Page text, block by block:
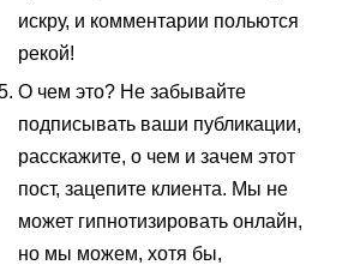
искру, и комментарии польются
рекой!
О чем это? Не забывайте
подписывать ваши публикации,
расскажите, о чем и зачем этот
пост, зацепите клиента. Мы не
может гипнотизировать онлайн,
но мы можем, хотя бы,